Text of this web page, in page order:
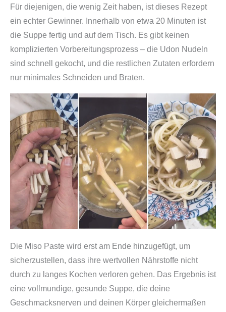
a
n
M
e
n
e
Für diejenigen, die wenig Zeit haben, ist dieses Rezept
ein echter Gewinner. Innerhalb von etwa 20 Minuten ist
die Suppe fertig und auf dem Tisch. Es gibt keinen
komplizierten Vorbereitungsprozess – die Udon Nudeln
sind schnell gekocht, und die restlichen Zutaten erfordern
nur minimales Schneiden und Braten.
Die Miso Paste wird erst am Ende hinzugefügt, um
sicherzustellen, dass ihre wertvollen Nährstoffe nicht
durch zu langes Kochen verloren gehen. Das Ergebnis ist
eine vollmundige, gesunde Suppe, die deine
Geschmacksnerven und deinen Körper gleichermaßen